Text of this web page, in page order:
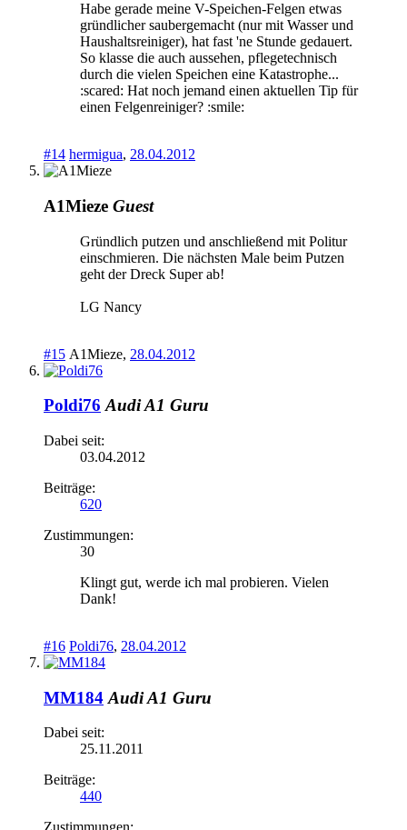
Habe gerade meine V-Speichen-Felgen etwas
gründlicher saubergemacht (nur mit Wasser und
Haushaltsreiniger), hat fast 'ne Stunde gedauert.
So klasse die auch aussehen, pflegetechnisch
durch die vielen Speichen eine Katastrophe...
:scared: Hat noch jemand einen aktuellen Tip für
einen Felgenreiniger? :smile:
#14 hermigua, 28.04.2012
A1Mieze Guest
Gründlich putzen und anschließend mit Politur
einschmieren. Die nächsten Male beim Putzen
geht der Dreck Super ab!
LG Nancy
#15 A1Mieze, 28.04.2012
Poldi76 Audi A1 Guru
Dabei seit:
03.04.2012
Beiträge:
620
Zustimmungen:
30
Klingt gut, werde ich mal probieren. Vielen
Dank!
#16 Poldi76, 28.04.2012
MM184 Audi A1 Guru
Dabei seit:
25.11.2011
Beiträge:
440